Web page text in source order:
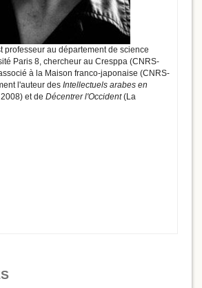
professeur au département de science
Paris 8, chercheur au Cresppa (CNRS-
à la Maison franco-japonaise (CNRS-
l'auteur des Intellectuels arabes en
et de Décentrer l'Occident(La